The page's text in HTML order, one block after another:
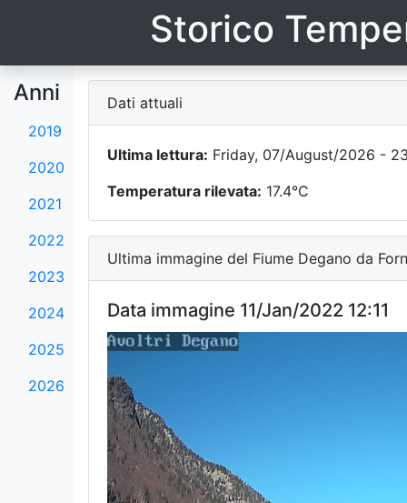
Storico
Anni
2019
2020
2021
2022
2023
2024
2025
2026
Dati attuali
Ultima lettura: Friday, 07/August/2026 -
Temperatura rilevata: 17.4°C
Ultima immagine del Fiume Degano da
Data immagine 11/Jan/2022 12:11